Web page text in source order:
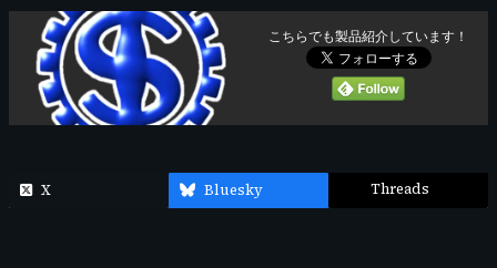
こちらでも製品紹介しています！
X Bluesky Threads